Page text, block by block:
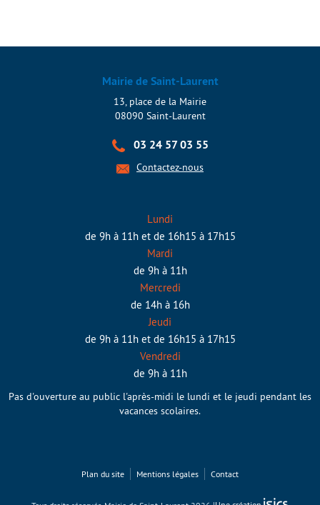
Mairie de Saint-Laurent
13, place de la Mairie
08090 Saint-Laurent
03 24 57 03 55
Contactez-nous
Lundi
de 9h à 11h et de 16h15 à 17h15
Mardi
de 9h à 11h
Mercredi
de 14h à 16h
Jeudi
de 9h à 11h et de 16h15 à 17h15
Vendredi
de 9h à 11h
Pas d'ouverture au public l'après-midi le lundi et le jeudi pendant les
vacances scolaires.
Plan du site Mentions légales Contact